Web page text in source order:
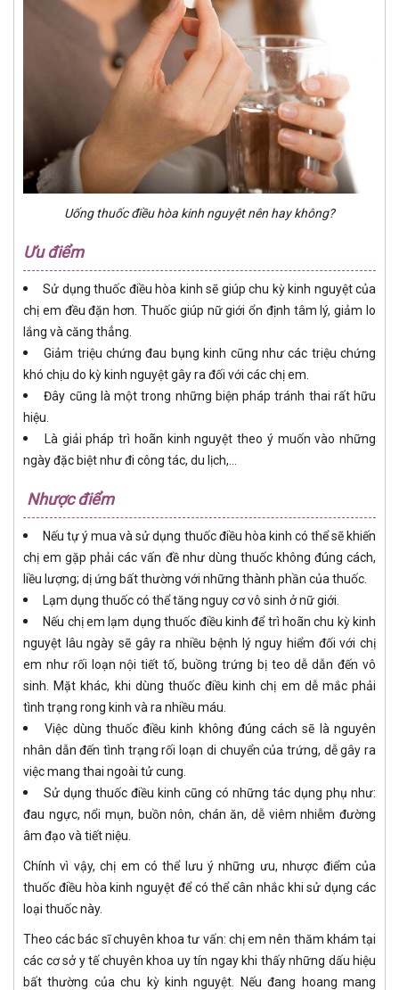
Uống thuốc điều hòa kinh nguyệt nên hay không?
Ưu điểm
Sử dụng thuốc điều hòa kinh sẽ giúp chu kỳ kinh nguyệt của
chị em đều đặn hơn. Thuốc giúp nữ giới ổn định tâm lý, giảm lo
lắng và căng thẳng.
Giảm triệu chứng đau bụng kinh cũng như các triệu chứng
khó chịu do kỳ kinh nguyệt gây ra đối với các chị em.
Đây cũng là một trong những biện pháp tránh thai rất hữu
hiệu.
Là giải pháp trì hoãn kinh nguyệt theo ý muốn vào những
ngày đặc biệt như đi công tác, du lịch,…
Nhược điểm
Nếu tự ý mua và sử dụng thuốc điều hòa kinh có thể sẽ khiến
chị em gặp phải các vấn đề như dùng thuốc không đúng cách,
liều lượng; dị ứng bất thường với những thành phần của thuốc.
Lạm dụng thuốc có thể tăng nguy cơ vô sinh ở nữ giới.
Nếu chị em lạm dụng thuốc điều kinh để trì hoãn chu kỳ kinh
nguyệt lâu ngày sẽ gây ra nhiều bệnh lý nguy hiểm đối với chị
em như rối loạn nội tiết tố, buồng trứng bị teo dễ dẫn đến vô
sinh. Mặt khác, khi dùng thuốc điều kinh chị em dễ mắc phải
tình trạng rong kinh và ra nhiều máu.
Việc dùng thuốc điều kinh không đúng cách sẽ là nguyên
nhân dẫn đến tình trạng rối loạn di chuyển của trứng, dễ gây ra
việc mang thai ngoài tử cung.
Sử dụng thuốc điều kinh cũng có những tác dụng phụ như:
đau ngực, nổi mụn, buồn nôn, chán ăn, dễ viêm nhiễm đường
âm đạo và tiết niệu.
Chính vì vậy, chị em có thể lưu ý những ưu, nhược điểm của
thuốc điều hòa kinh nguyệt để có thể cân nhắc khi sử dụng các
loại thuốc này.
Theo các bác sĩ chuyên khoa tư vấn: chị em nên thăm khám tại
các cơ sở y tế chuyên khoa uy tín ngay khi thấy những dấu hiệu
bất thường của chu kỳ kinh nguyệt. Nếu đang hoang mang